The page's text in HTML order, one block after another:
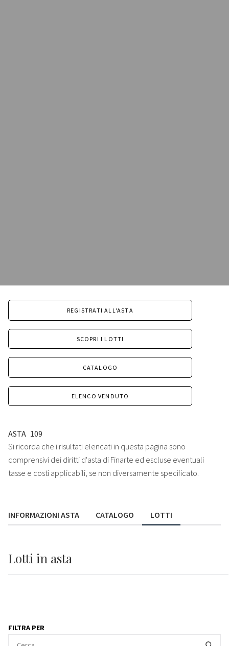
REGISTRATI ALL'ASTA
SCOPRI I LOTTI
CATALOGO
ELENCO VENDUTO
ASTA 109
Si ricorda che i risultati elencati in questa pagina sono
comprensivi dei diritti d'asta di Finarte ed escluse eventuali
tasse e costi applicabili, se non diversamente specificato.
INFORMAZIONI ASTA CATALOGO LOTTI
Lotti in asta
FILTRA PER